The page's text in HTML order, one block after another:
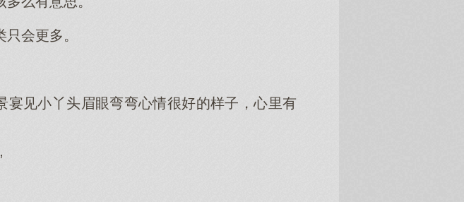
会更多。
宴见小丫头眉眼弯弯心情很好的样子，心里有